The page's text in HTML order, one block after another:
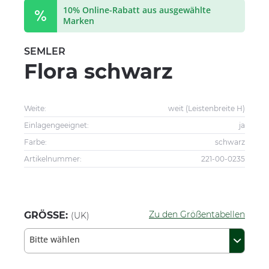
10% Online-Rabatt aus ausgewählte
Marken
SEMLER
Flora schwarz
Weite:
weit (Leistenbreite H)
Einlagengeeignet:
ja
Farbe:
schwarz
Artikelnummer:
221-00-0235
GRÖSSE: (UK) Zu den Größentabellen
Bitte wählen